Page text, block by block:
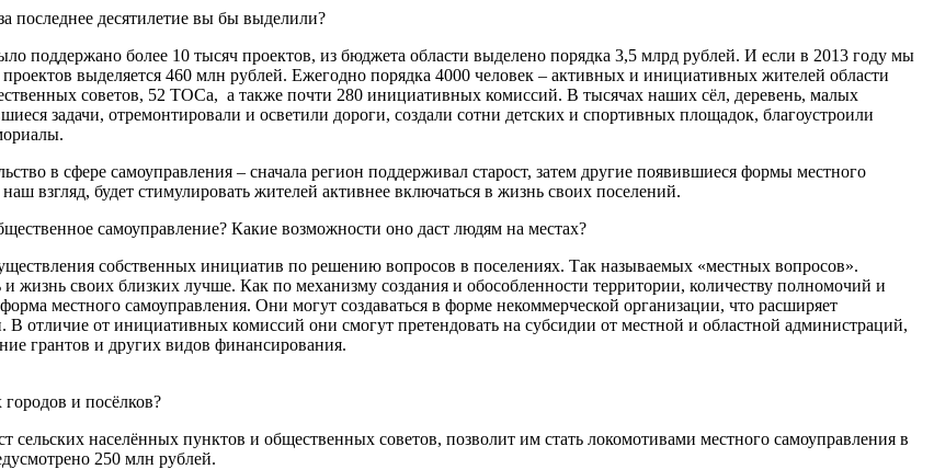
последнее десятилетие вы бы выделили?
поддержано более 10 тысяч проектов, из бюджета области выделено порядка 3,5 млрд рублей. И если в 2013 году мы
выделяется 460 млн рублей. Ежегодно порядка 4000 человек – активных и инициативных жителей области
советов, 52 ТОСа, а также почти 280 инициативных комиссий. В тысячах наших сёл, деревень, малых
задачи, отремонтировали и осветили дороги, создали сотни детских и спортивных площадок, благоустроили
в сфере самоуправления – сначала регион поддерживал старост, затем другие появившиеся формы местного
взгляд, будет стимулировать жителей активнее включаться в жизнь своих поселений.
самоуправление? Какие возможности оно даст людям на местах?
собственных инициатив по решению вопросов в поселениях. Так называемых «местных вопросов».
жизнь своих близких лучше. Как по механизму создания и обособленности территории, количеству полномочий и
местного самоуправления. Они могут создаваться в форме некоммерческой организации, что расширяет
отличие от инициативных комиссий они смогут претендовать на субсидии от местной и областной администраций,
грантов и других видов финансирования.
и посёлков?
населённых пунктов и общественных советов, позволит им стать локомотивами местного самоуправления в
250 млн рублей.